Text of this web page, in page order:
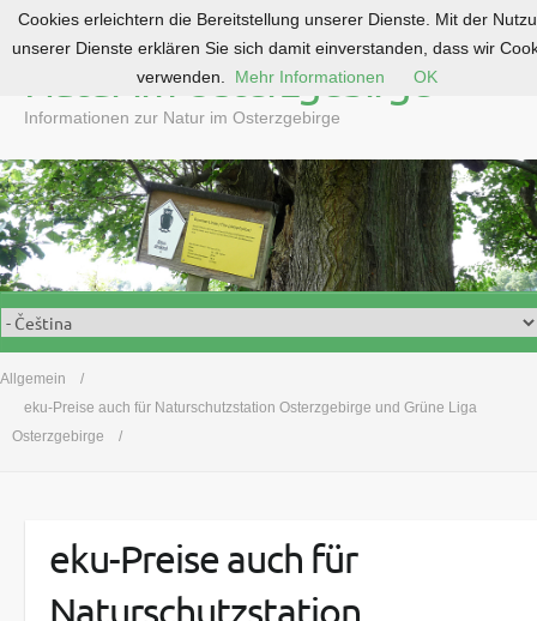
o
c
o
n
t
e
n
Natur im Osterzgebirge
Informationen zur Natur im Osterzgebirge
Allgemein
eku-Preise auch für Naturschutzstation Osterzgebirge und Grüne Liga
Osterzgebirge
eku-Preise auch für
Naturschutzstation
Cookies erleichtern die Bereitstellung unserer Dienste. Mit der
unserer Dienste erklären Sie sich damit einverstanden, dass wir
verwenden.
Mehr Informationen OK